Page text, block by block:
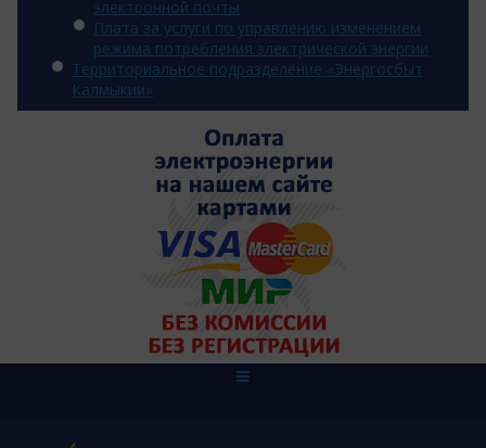
электронной почты
Плата за услуги по управлению изменением
режима потребления электрической энергии
Территориальное подразделение «Энергосбыт
Калмыкии»